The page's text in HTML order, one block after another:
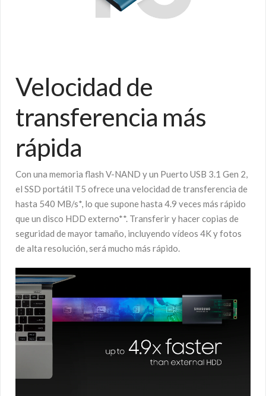
Velocidad de
transferencia más
rápida
Con una memoria flash V-NAND y un Puerto USB 3.1 Gen 2,
el SSD portátil T5 ofrece una velocidad de transferencia de
hasta 540 MB/s*, lo que supone hasta 4.9 veces más rápido
que un disco HDD externo**. Transferir y hacer copias de
seguridad de mayor tamaño, incluyendo vídeos 4K y fotos
de alta resolución, será mucho más rápido.